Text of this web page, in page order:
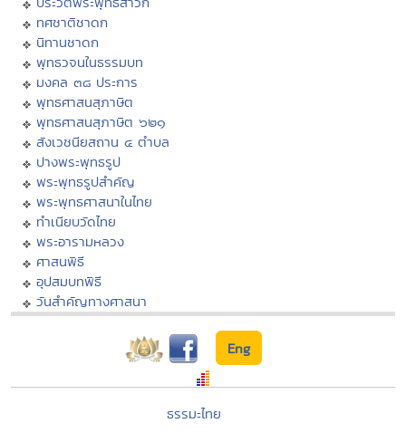
ทศชาติชาดก
นิทานชาดก
พุทธวจนในธรรมบท
มงคล ๓๘ ประการ
พุทธศาสนสุภาษิต
พุทธศาสนสุภาษิต ๖๒๑
สังเวชนียสถาน ๔ ตำบล
ปางพระพุทธรูป
พระพุทธรูปสำคัญ
พระพุทธศาสนาในไทย
ทำเนียบวัดไทย
พระอารามหลวง
ศาสนพิธี
อุปสมบทพิธี
วันสำคัญทางศาสนา
Eng
ธรรมะไทย